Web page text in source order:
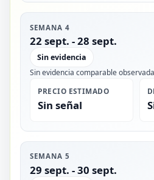
SEMANA 4
22 sept. - 28 sept.
Sin evidencia
Sin evidencia comparable observada
PRECIO ESTIMADO
Sin señal
SEMANA 5
29 sept. - 30 sept.